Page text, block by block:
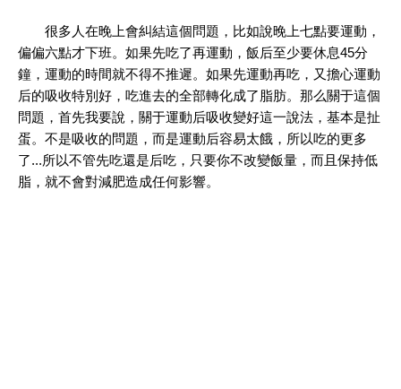
很多人在晚上會糾結這個問題，比如說晚上七點要運動，
偏偏六點才下班。如果先吃了再運動，飯后至少要休息45分
鐘，運動的時間就不得不推遲。如果先運動再吃，又擔心運動
后的吸收特別好，吃進去的全部轉化成了脂肪。那么關于這個
問題，首先我要說，關于運動后吸收變好這一說法，基本是扯
蛋。不是吸收的問題，而是運動后容易太餓，所以吃的更多
了...所以不管先吃還是后吃，只要你不改變飯量，而且保持低
脂，就不會對減肥造成任何影響。